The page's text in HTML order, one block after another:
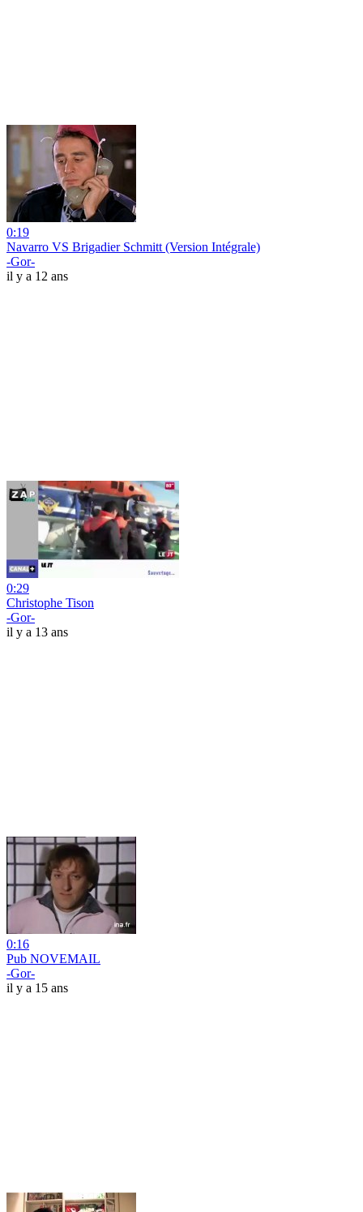
0:19
Navarro VS Brigadier Schmitt (Version Intégrale)
-Gor-
il y a 12 ans
0:29
Christophe Tison
-Gor-
il y a 13 ans
0:16
Pub NOVEMAIL
-Gor-
il y a 15 ans